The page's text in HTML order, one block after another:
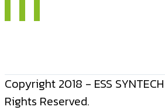
Copyright 2018 - ESS
Rights Reserved.